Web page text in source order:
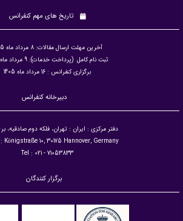
تاریخ های مهم کنفرانس
آخرین مهلت ارسال مقالات: 8 مرداد ماه 1405
ثبت نام کامل (پرداخت خدمات): 9 مرداد ماه 1405
برگزاری کنفرانس : 16 مرداد ماه 1405
دبیرخانه کنفرانس
دفتر مرکزی : ایران : تهران، فلکه دوم صادقیه،
10, 30175 Hannover, Germany
Tel : 021 - 71053833
برگزار کنندگان